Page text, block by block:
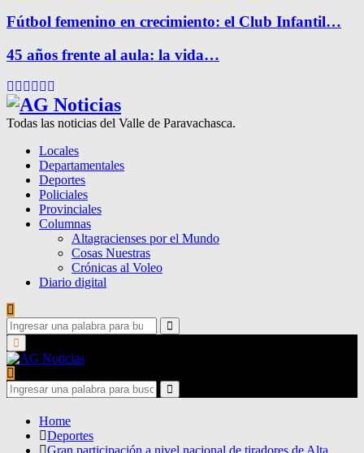
Fútbol femenino en crecimiento: el Club Infantil…
45 años frente al aula: la vida…
Facebook
Twitter
Instagram
Pinterest
Google
Todas las noticias del Valle de Paravachasca.
Locales
Departamentales
Deportes
Policiales
Provinciales
Columnas
Altagracienses por el Mundo
Cosas Nuestras
Crónicas al Voleo
Diario digital
Search
for:
Search
Primary
Menu
Search
for:
Search
Home
Deportes
Gran participación a nivel nacional de tiradores de Alta